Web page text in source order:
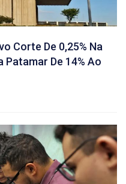
Corte De 0,25% Na
Patamar De 14% Ao